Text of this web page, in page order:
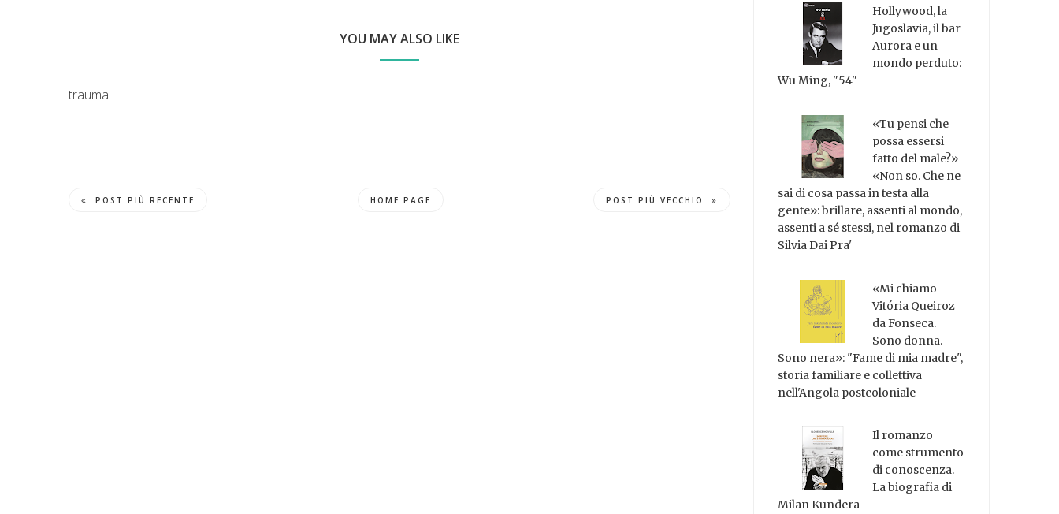
YOU MAY ALSO LIKE
trauma
POST PIÙ RECENTE HOME PAGE POST PIÙ VECCHIO
Hollywood, la
Jugoslavia, il bar
Aurora e un
mondo perduto:
Wu Ming, "54"
«Tu pensi che
possa essersi
fatto del male?»
«Non so. Che ne
sai di cosa passa in testa alla
gente»: brillare, assenti al mondo,
assenti a sé stessi, nel romanzo di
Silvia Dai Pra'
«Mi chiamo
Vitória Queiroz
da Fonseca.
Sono donna.
Sono nera»: "Fame di mia madre",
storia familiare e collettiva
nell'Angola postcoloniale
Il romanzo
come strumento
di conoscenza.
La biografia di
Milan Kundera